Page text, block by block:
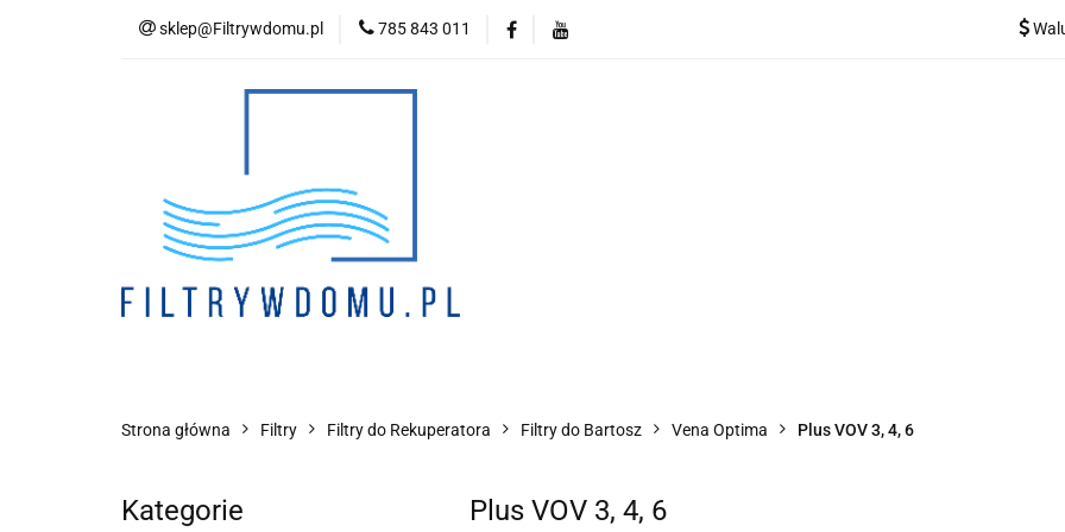
sklep@Filtrywdomu.pl 785 843 011
Strona główna Filtry Filtry do Rekuperatora Filtry do Bartosz Vena Optima Plus VOV 3, 4, 6
Kategorie Plus VOV 3, 4, 6